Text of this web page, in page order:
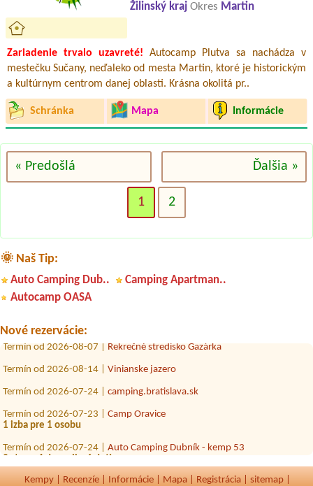
Žilinský kraj Okres Martin
Zariadenie trvalo uzavreté! Autocamp Plutva sa nachádza v
mestečku Sučany, neďaleko od mesta Martin, ktoré je historickým
a kultúrnym centrom danej oblasti. Krásna okolitá pr..
Schránka Mapa Informácie
« Predošlá Ďalšia »
1 2
🌞 Naš Tip:
Auto Camping Dub..
Camping Apartman..
Autocamp OASA
Nové rezervácie:
Termín od 2026-07-24 |
Autokemping Thermalpark
11×miest s ele prípojkou a parkovanie v areáli 2 dospely a 2 deti
Termín od 2026-08-07 | Rekrečné stredisko Gazárka
Termín od 2026-08-14 | Vinianske jazero
Termín od 2026-07-24 | camping.bratislava.sk
Termín od 2026-07-23 | Camp Oravice
1 izba pre 1 osobu
Termín od 2026-07-24 | Auto Camping Dubník - kemp 53
2 stany, 4 dospeli a 6 deti
Termín od 2026-08-05 | Kemp Ormet Teplý Vrch
Kempy Recenzíe Informácie Mapa Registrácia sitemap